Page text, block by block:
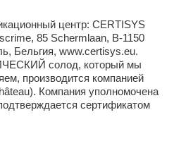
центр: CERTISYS
85 Schermlaan, B-1150
Бельгия, www.certisys.eu.
солод, который мы
производится компанией
Компания уполномочена
сертификатом